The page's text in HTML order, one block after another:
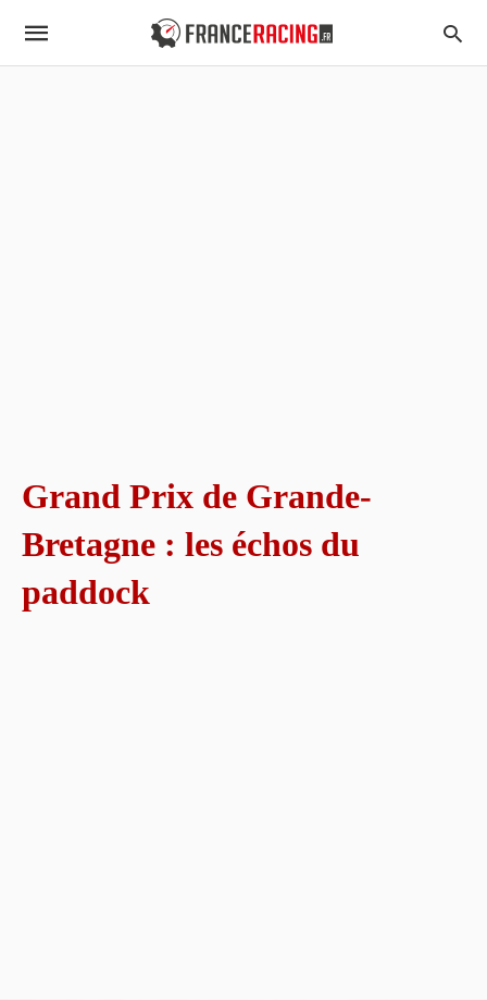
Grand Prix de Grande-
Bretagne : les échos du
paddock